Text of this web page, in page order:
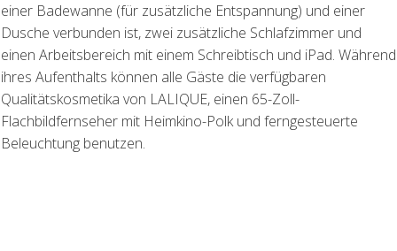
einer Badewanne (für zusätzliche Entspannung) und einer
Dusche verbunden ist, zwei zusätzliche Schlafzimmer und
einen Arbeitsbereich mit einem Schreibtisch und iPad. Während
ihres Aufenthalts können alle Gäste die verfügbaren
Qualitätskosmetika von LALIQUE, einen 65-Zoll-
Flachbildfernseher mit Heimkino-Polk und ferngesteuerte
Beleuchtung benutzen.